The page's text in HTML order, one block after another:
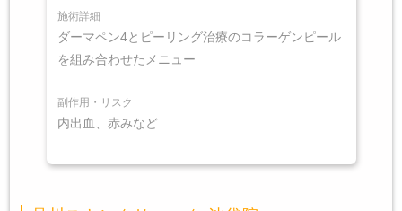
施術詳細
ダーマペン4とピーリング治療のコラーゲンピール
を組み合わせたメニュー
副作用・リスク
内出血、赤みなど